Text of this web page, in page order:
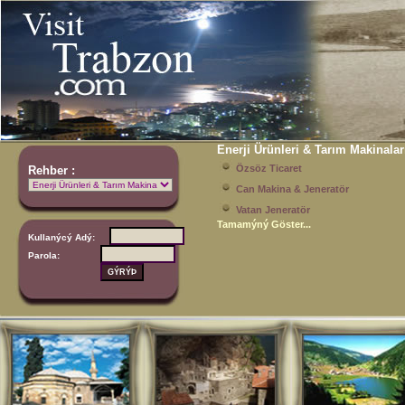
Rehber :
Enerji Ürünleri & Tarım
Özsöz Ticaret
Can Makina & Jeneratör
Vatan Jeneratör
Tamamýný Göster...
Kullanýcý Adý:
Parola: